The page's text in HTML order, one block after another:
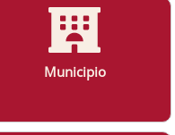
Municipio